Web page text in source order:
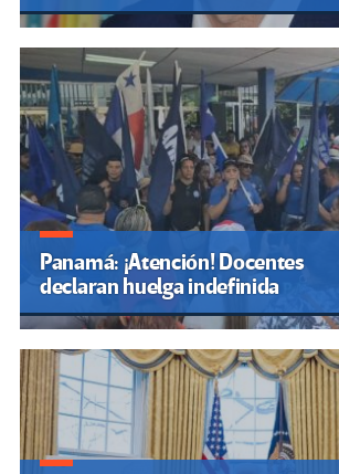
Panamá: ¡Atención! Docentes
declaran huelga indefinida